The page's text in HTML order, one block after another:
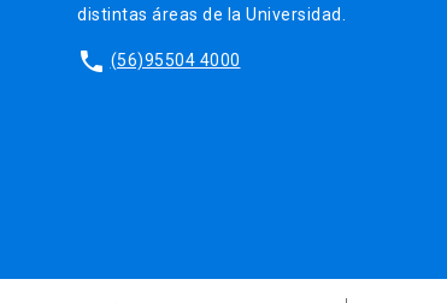
distintas áreas de la Universidad.
phone (56)95504 4000